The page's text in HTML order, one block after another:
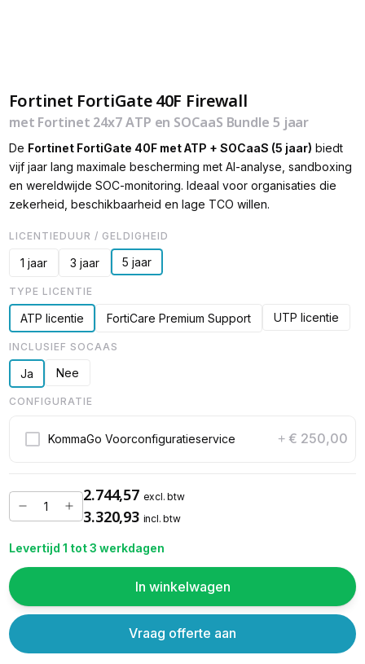
Fortinet FortiGate 40F Firewall
met Fortinet 24x7 ATP en SOCaaS Bundle 5 jaar
De Fortinet FortiGate 40F met ATP + SOCaaS (5 jaar) biedt
vijf jaar lang maximale bescherming met AI-analyse, sandboxing
en wereldwijde SOC-monitoring. Ideaal voor organisaties die
zekerheid, beschikbaarheid en lage TCO willen.
LICENTIEDUUR / GELDIGHEID
1 jaar 3 jaar 5 jaar
TYPE LICENTIE
ATP licentie FortiCare Premium Support UTP licentie
INCLUSIEF SOCAAS
Ja Nee
CONFIGURATIE
KommaGo Voorconfiguratieservice + € 250,00
2.744,57 excl. btw
3.320,93 incl. btw
Levertijd 1 tot 3 werkdagen
In winkelwagen
Vraag offerte aan